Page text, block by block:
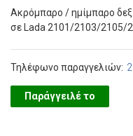
Ακρόμπαρο / ημίμπαρο
σε Lada 2101/2103/2105/
Τηλέφωνο παραγγελιών:
Παράγγειλέ το